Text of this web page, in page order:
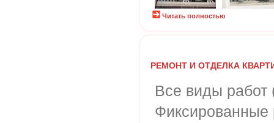
Читать полностью
РЕМОНТ И ОТДЕЛКА
Все виды работ
Фиксированные